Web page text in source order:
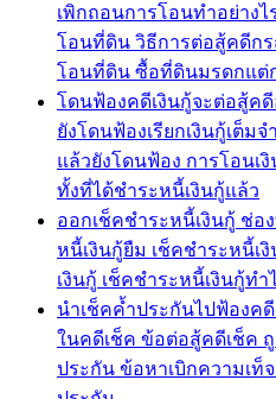
เพิกถอนการโอนทำอย่าง
โอนที่ดิน วิธีการต่อสู้คดีก
โอนที่ดิน ซื้อที่ดินมรดกแต่
โดนฟ้องคดีเงินกู้จะต่อสู้คดี
ยังโดนฟ้องเรียกเงินกู้เต็ม
แล้วยังโดนฟ้อง การโอนเ
ทั้งที่ได้ชำระหนี้เงินกู้แล้ว
ออกเช็คชำระหนี้เงินกู้ ช่
หนี้เงินกู้ยืม เช็คชำระหนี้เ
เงินกู้ เช็คชำระหนี้เงินกู้ทำ
นำเช็คค้ำประกันไปฟ้องค
ในคดีเช็ค ข้อต่อสู้คดีเช็ค
ประกัน ข้อหาเบิกความเท็